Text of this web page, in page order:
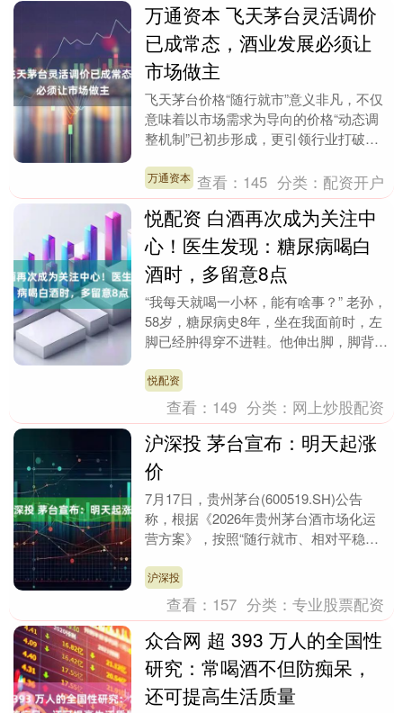
万通资本 飞天茅台灵活调价
已成常态，酒业发展必须让
市场做主
飞天茅台价格“随行就市”意义非凡，不仅
意味着以市场需求为导向的价格“动态调
整机制”已初步形成，更引领行业打破原
的关键节点上，....
万通资本 查看： 145 分类： 配资开户
悦配资 白酒再次成为关注中
心！医生发现：糖尿病喝白
酒时，多留意8点
“我每天就喝一小杯，能有啥事？” 老孙，
58岁，糖尿病史8年，坐在我面前时，左
脚已经肿得穿不进鞋。他伸出脚，脚背泛
不回来。他....
悦配资
查看： 149 分类： 网上炒股配资
沪深投 茅台宣布：明天起涨
价
7月17日，贵州茅台(600519.SH)公告
称，根据《2026年贵州茅台酒市场化运
营方案》，按照“随行就市、相对平稳、
护市....
沪深投
查看： 157 分类：专业股票配资
众合网 超 393 万人的全国性
研究：常喝酒不但防痴呆，
还可提高生活质量